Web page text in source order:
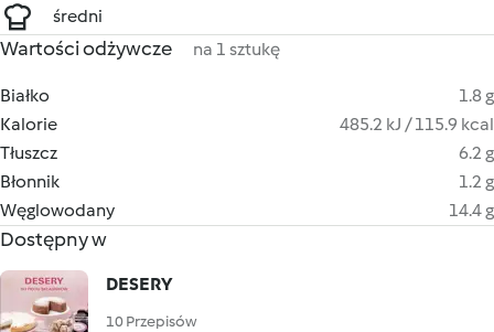
średni
Wartości odżywcze na 1 sztukę
Białko
1.8 g
Kalorie
485.2 kJ / 115.9 kcal
Tłuszcz
6.2 g
Błonnik
1.2 g
Węglowodany
14.4 g
Dostępny w
DESERY
10 Przepisów